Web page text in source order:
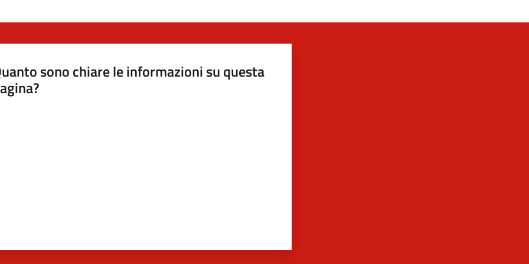
sono chiare le informazioni su questa